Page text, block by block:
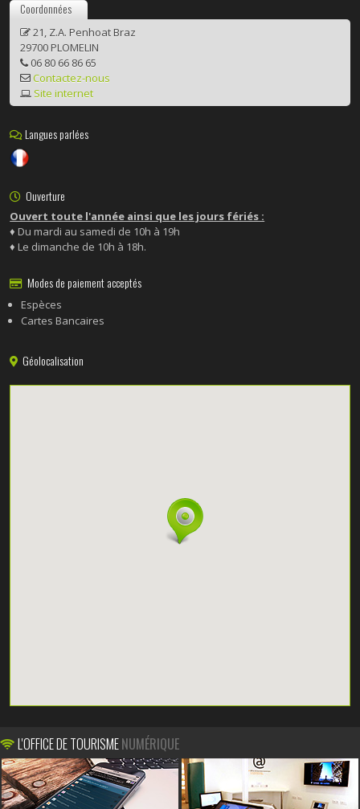
Coordonnées
21, Z.A. Penhoat Braz
29700 PLOMELIN
06 80 66 86 65
Contactez-nous
Site internet
Langues parlées
Ouverture
Ouvert toute l'année ainsi que les jours fériés :
♦ Du mardi au samedi de 10h à 19h
♦ Le dimanche de 10h à 18h.
Modes de paiement acceptés
Espèces
Cartes Bancaires
Géolocalisation
L'OFFICE DE TOURISMENUMÉRIQUE